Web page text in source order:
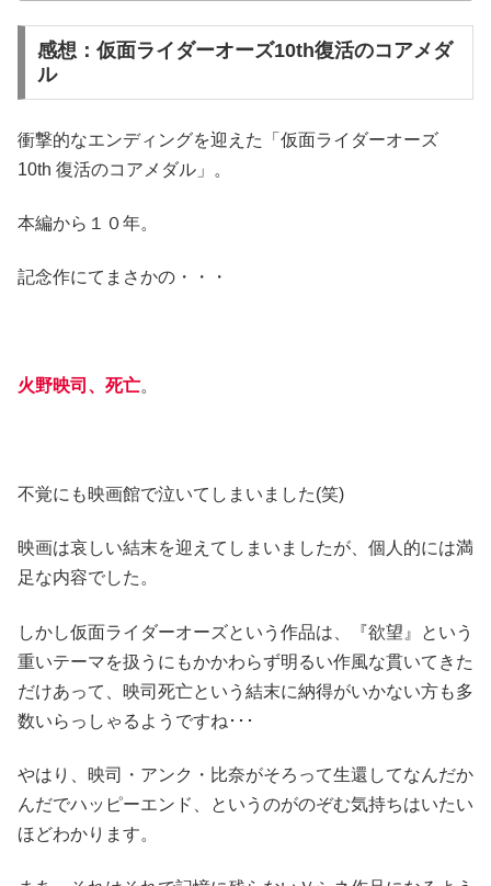
感想：仮面ライダーオーズ10th復活のコアメダ
ル
衝撃的なエンディングを迎えた「仮面ライダーオーズ
10th 復活のコアメダル」。
本編から１０年。
記念作にてまさかの・・・
火野映司、死亡。
不覚にも映画館で泣いてしまいました(笑)
映画は哀しい結末を迎えてしまいましたが、個人的には満
足な内容でした。
しかし仮面ライダーオーズという作品は、『欲望』という
重いテーマを扱うにもかかわらず明るい作風な貫いてきた
だけあって、映司死亡という結末に納得がいかない方も多
数いらっしゃるようですね･･･
やはり、映司・アンク・比奈がそろって生還してなんだか
んだでハッピーエンド、というのがのぞむ気持ちはいたい
ほどわかります。